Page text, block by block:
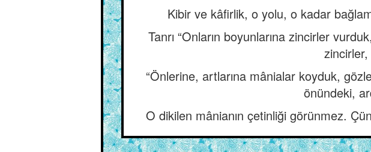
Kibir ve kâfirlik, o yolu, o kadar
Tanrı “Onların boyunlarına zincirler
zincirler,
“Önlerine, artlarına mânialar koyduk,
önündeki,
O dikilen mânianın çetinliği görünmez.